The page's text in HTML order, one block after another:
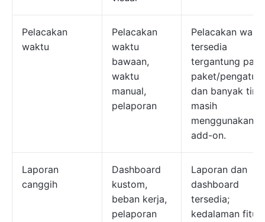
Pelacakan
waktu
Pelacakan
waktu
bawaan,
waktu
manual,
pelaporan
Pelacakan
tersedia
tergantung pada
paket/
dan banyak tim
masih
menggunakan
add-on.
Laporan
canggih
Dashboard
kustom,
beban kerja,
pelaporan
Laporan dan
dashboard
tersedia;
kedalaman fitur